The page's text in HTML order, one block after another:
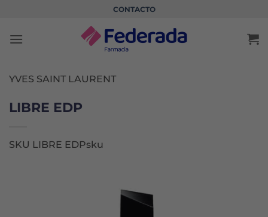
contenido
CONTACTO
YVES SAINT LAURENT
LIBRE EDP
SKU LIBRE EDPsku